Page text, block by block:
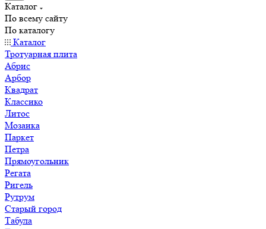
Каталог
По всему сайту
По каталогу
Каталог
Тротуарная плита
Абрис
Арбор
Квадрат
Классико
Литос
Мозаика
Паркет
Петра
Прямоугольник
Регата
Ригель
Рутрум
Старый город
Табула